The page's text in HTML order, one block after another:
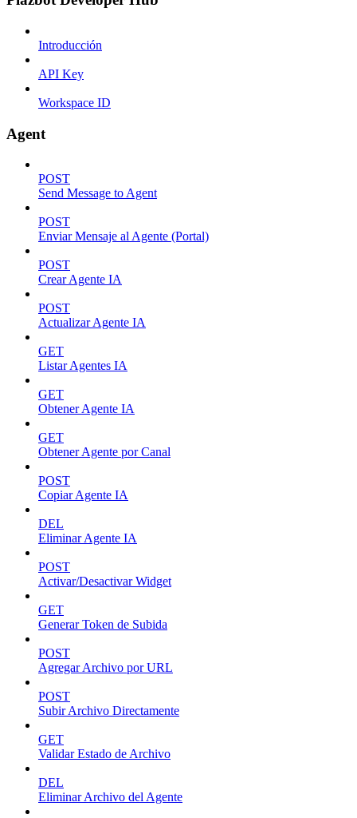
Introducción
API Key
Workspace ID
Agent
POST
Send Message to Agent
POST
Enviar Mensaje al Agente (Portal)
POST
Crear Agente IA
POST
Actualizar Agente IA
GET
Listar Agentes IA
GET
Obtener Agente IA
GET
Obtener Agente por Canal
POST
Copiar Agente IA
DEL
Eliminar Agente IA
POST
Activar/Desactivar Widget
GET
Generar Token de Subida
POST
Agregar Archivo por URL
POST
Subir Archivo Directamente
GET
Validar Estado de Archivo
DEL
Eliminar Archivo del Agente